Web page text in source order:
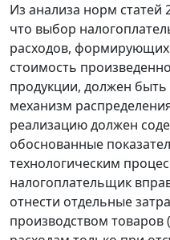
Из анализа норм статей
что выбор
расходов, формирующих
стоимость
продукции, должен
механизм
реализацию должен
обоснованные
технологическим
налогоплательщик
отнести отдельные
производством товаров